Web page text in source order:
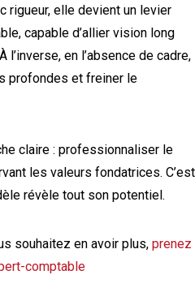
rigueur, elle devient un levier
capable d’allier vision long
en l’absence de cadre,
profondes et freiner le
claire : professionnaliser le
les valeurs fondatrices. C’est
révèle tout son potentiel.
souhaitez en avoir plus, prenez
comptable